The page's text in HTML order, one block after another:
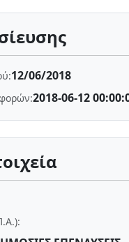
12/06/2018
2018-06-12